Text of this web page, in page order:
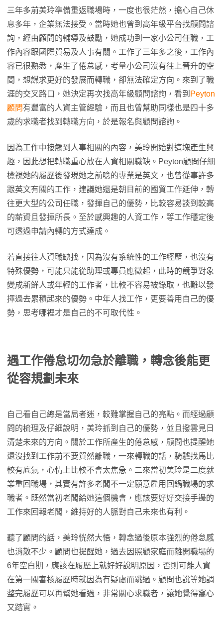
三年多前美玲準備重返職場時，一度也很茫然，擔心自己休
息多年，企業無法接受。當時她也曾到高年級平台找顧問諮
詢，經由顧問的輔導及鼓勵，她成功到一家小公司任職，工
作內容跟國際貿易及人事有關。工作了三年多之後，工作內
容已很熟悉，產生了倦怠感，考量小公司沒有往上晉升的空
間，想謀求更好的發展而轉職，卻無法確定方向。來到了職
涯的交叉路口，她決定再次找高年級顧問諮詢，看到 Peyton
顧問有豐富的人資主管經驗，而且也曾幫助同樣也是四十多
歲的求職者找到轉職方向，於是報名與顧問諮詢。
因為工作中接觸到人事相關的內容，美玲開始對這塊產生興
趣，因此想把轉職重心放在人資相關職缺。Peyton顧問仔細
檢視她的履歷後發現她之前唸的專業是英文，也曾從事許多
跟英文有關的工作，建議她還是朝目前的國貿工作延伸，轉
往更大型的公司任職，發揮自己的優勢，比較容易談到較高
的薪資且發揮所長。至於感興趣的人資工作，等工作穩定後
可透過申請內轉的方式達成。
若直接往人資職缺找，因為沒有系統性的工作經歷，也沒有
特殊優勢，可能只能從助理或專員應徵起，此時的競爭對象
變成新鮮人或年輕的工作者，比較不容易被錄取，也難以發
揮過去累積起來的優勢。中年人找工作，更要善用自己的優
勢，思考哪裡才是自己的不可取代性。
遇工作倦怠切勿急於離職，轉念後能更
從容規劃未來
自己看自己總是當局者迷，較難掌握自己的亮點。而經過顧
問的梳理及仔細說明，美玲抓到自己的優勢，並且撥雲見日
清楚未來的方向。關於工作所產生的倦怠感，顧問也提醒她
還沒找到工作前不要貿然離職，一來轉職的話，騎驢找馬比
較有底氣，心情上比較不會太焦急。二來當初美玲是二度就
業重回職場，其實有許多老闆不一定願意雇用回鍋職場的求
職者。既然當初老闆給她這個機會，應該要好好交接手邊的
工作來回報老闆，維持好的人脈對自己未來也有利。
聽了顧問的話，美玲恍然大悟，轉念過後原本強烈的倦怠感
也消散不少。顧問也提醒她，過去因照顧家庭而離開職場的
6年空白期，應該在履歷上就好好說明原因，否則可能人資
在第一關審核履歷時就因為有疑慮而跳過。顧問也說等她調
整完履歷可以再幫她看過，非常關心求職者，讓她覺得窩心
又踏實。